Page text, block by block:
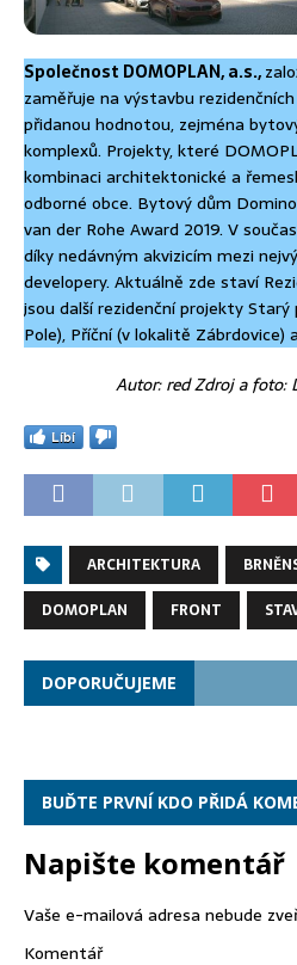
Společnost DOMOPLAN, a.s.,
zaměřuje na výstavbu
přidanou hodnotou, zejména
komplexů. Projekty, které
kombinaci architektonické a
odborné obce. Bytový dům
van der Rohe Award 2019. V
díky nedávným akvizicím mezi
developery. Aktuálně zde staví
jsou další rezidenční projekty
Pole), Příční (v lokalitě Zábrdovice)
Autor: red Zdroj a foto:
Líbí
ARCHITEKTURA
DOMOPLAN
FRONT
DOPORUČUJEME
BUĎTE PRVNÍ KDO PŘIDÁ
Napište komentář
Vaše e-mailová adresa nebude
Komentář